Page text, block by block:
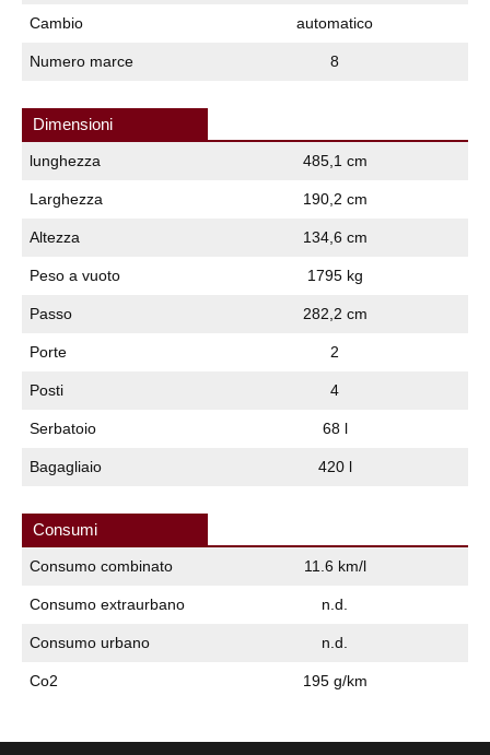
Cambio automatico
Numero marce 8
Dimensioni
lunghezza 485,1 cm
Larghezza 190,2 cm
Altezza 134,6 cm
Peso a vuoto 1795 kg
Passo 282,2 cm
Porte 2
Posti 4
Serbatoio 68 l
Bagagliaio 420 l
Consumi
Consumo combinato 11.6 km/l
Consumo extraurbano n.d.
Consumo urbano n.d.
Co2 195 g/km